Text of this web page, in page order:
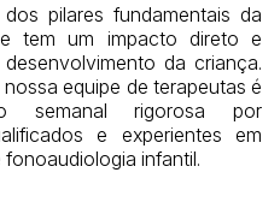
pilares fundamentais da
tem um impacto direto e
da criança.
equipe de terapeutas é
semanal rigorosa por
e experientes em
infantil.